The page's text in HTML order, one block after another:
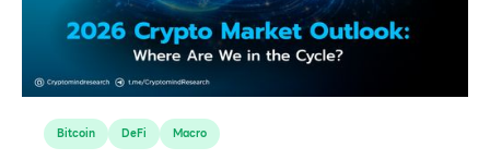
Bitcoin DeFi Macro